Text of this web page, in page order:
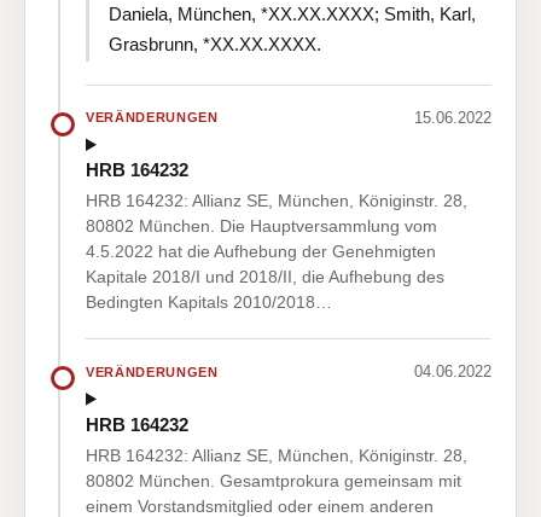
Daniela, München, *XX.XX.XXXX; Smith, Karl,
Grasbrunn, *XX.XX.XXXX.
VERÄNDERUNGEN 15.06.2022
HRB 164232
HRB 164232: Allianz SE, München, Königinstr. 28,
80802 München. Die Hauptversammlung vom
4.5.2022 hat die Aufhebung der Genehmigten
Kapitale 2018/I und 2018/II, die Aufhebung des
Bedingten Kapitals 2010/2018…
VERÄNDERUNGEN 04.06.2022
HRB 164232
HRB 164232: Allianz SE, München, Königinstr. 28,
80802 München. Gesamtprokura gemeinsam mit
einem Vorstandsmitglied oder einem anderen